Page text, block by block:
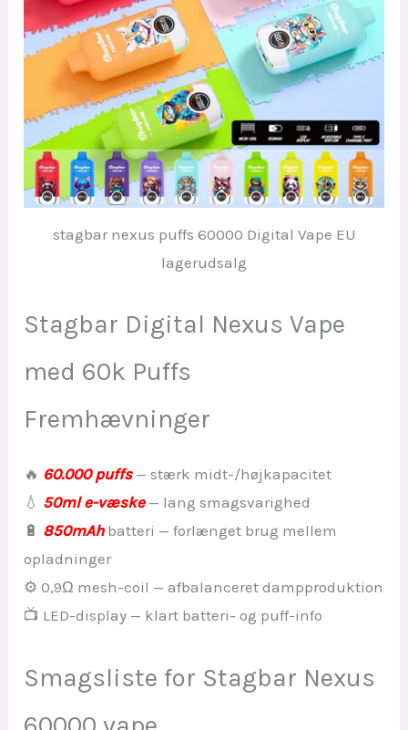
stagbar nexus puffs 60000 Digital Vape EU
lagerudsalg
Stagbar Digital Nexus Vape
med 60k Puffs
Fremhævninger
🔥 60.000 puffs — stærk midt-/højkapacitet
💧 50ml e-væske— lang smagsvarighed
🔋 850mAhbatteri — forlænget brug mellem
opladninger
⚙️ 0,9Ω mesh-coil — afbalanceret dampproduktion
📺 LED-display — klart batteri- og puff-info
Smagsliste for Stagbar Nexus